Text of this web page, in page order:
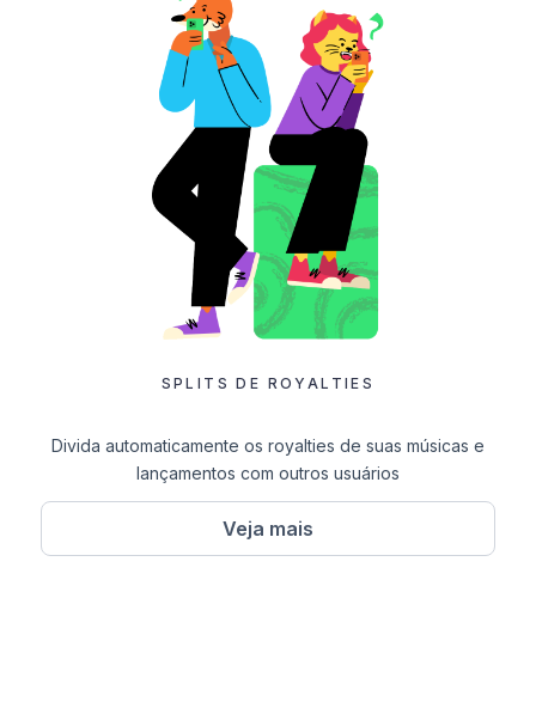
SPLITS DE ROYALTIES
Divida automaticamente os royalties de suas músicas e
lançamentos com outros usuários
Veja mais